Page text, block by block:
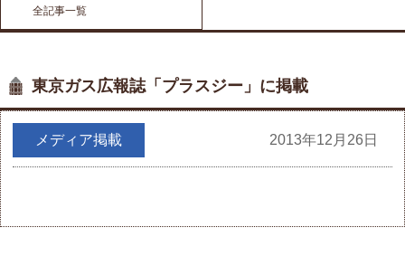
全記事一覧
東京ガス広報誌「プラスジー」に掲載
メディア掲載 2013年12月26日